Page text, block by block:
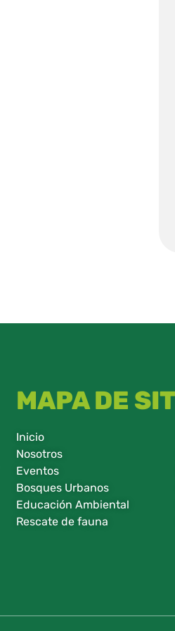
MAPA DE
Inicio
Nosotros
Eventos
Bosques Urbanos
Educación Ambiental
Rescate de fauna​